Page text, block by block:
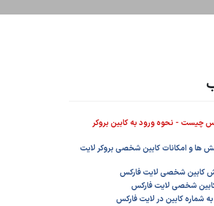
چیست - نحوه ورود به کابین بروکر
ها و امکانات کابین شخصی بروکر لایت